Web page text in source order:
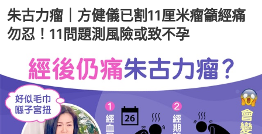
朱古力瘤｜方健儀已割11厘米瘤籲經痛
勿忍！11問題測風險或致不孕